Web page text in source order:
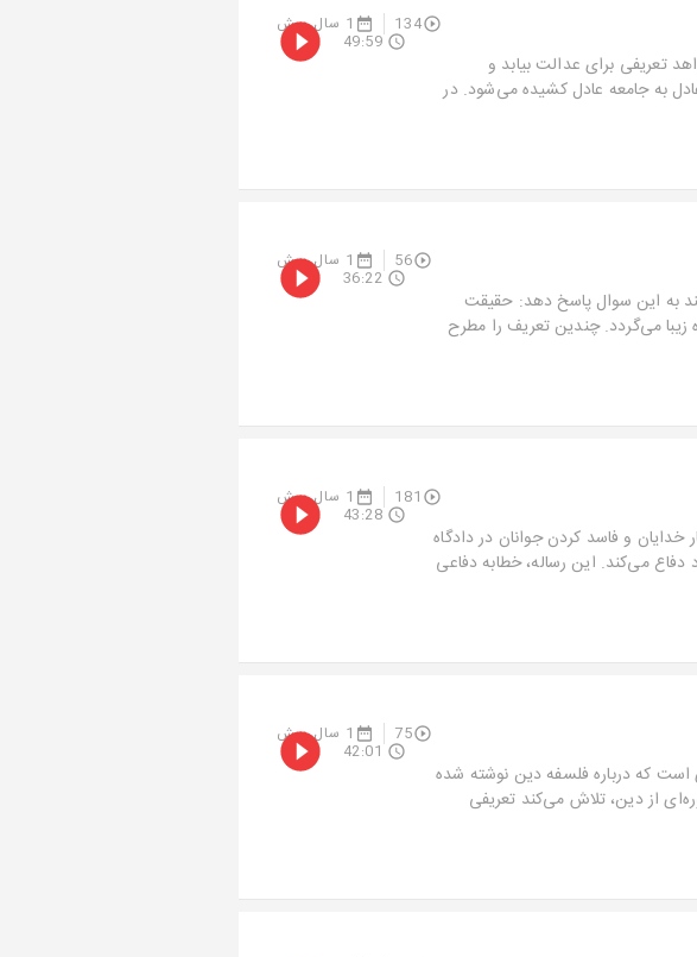
134 1 سال پیش
تعریفی برای عدالت بیابد و
به جامعه عادل کشیده می‌شود. در
49:59
56 1 سال پیش
به این سوال پاسخ دهد: حقیقت
می‌گردد. چندین تعریف را مطرح
36:22
181 1 سال پیش
و فاسد کردن جوانان در دادگاه
می‌کند. این رساله، خطابه دفاعی
43:28
75 1 سال پیش
که درباره فلسفه دین نوشته شده
از دین، تلاش می‌کند تعریفی
42:01